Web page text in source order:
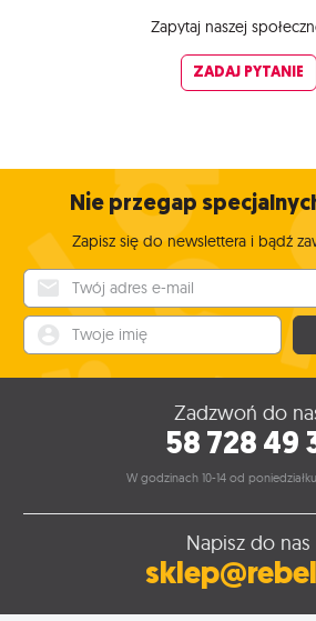
Zapytaj naszej
ZADAJ PYTANIE
Nie przegap
Zapisz się do newslettera i bądź
Zadzwoń do
58 728 49
W godzinach 10-14 od
Napisz do nas